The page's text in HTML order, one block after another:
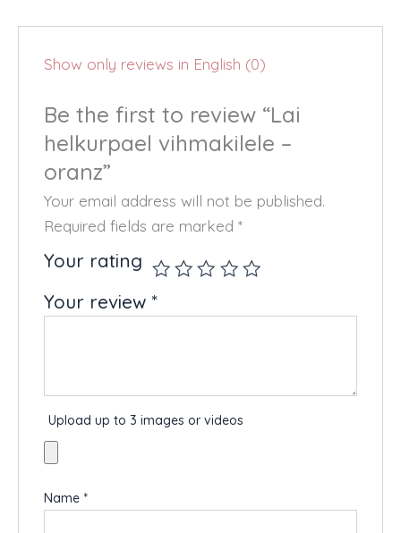
Show only reviews in English (0)
Be the first to review “Lai
helkurpael vihmakilele –
oranz”
Your email address will not be published.
Required fields are marked*
Your rating
Your review *
Upload up to 3 images or videos
Name *